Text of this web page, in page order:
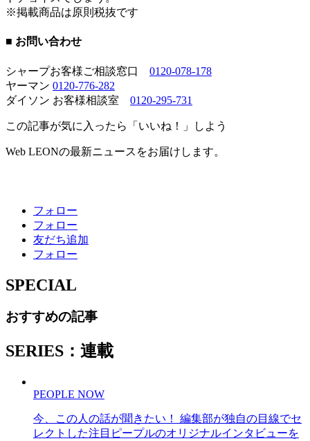
※掲載商品は原則税抜です
■ お問い合わせ
シャープお客様ご相談窓口 0120-078-178
ヤーマン 0120-776-282
ダイソン お客様相談室 0120-295-731
この記事が気に入ったら「いいね！」しよう
Web LEONの最新ニュースをお届けします。
フォロー
フォロー
友だち追加
フォロー
SPECIAL
おすすめの記事
SERIES：連載
PEOPLE NOW
今、この人の話が聞きたい！ 編集部が独自の目線でセ
レクトした注目ピープルのオリジナルインタビューを